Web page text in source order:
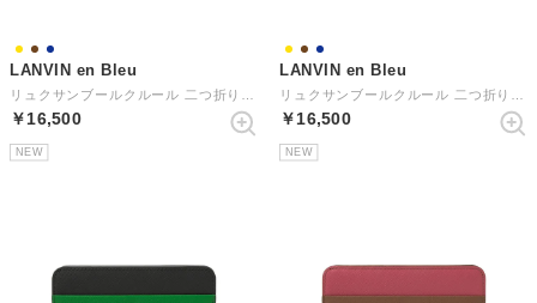
LANVIN en Bleu
￥16,500
NEW
LANVIN en Bleu
￥16,500
NEW